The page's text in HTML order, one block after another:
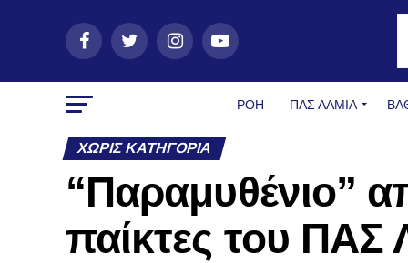
ΡΟΗ ΠΑΣ ΛΑΜΊΑ
ΧΩΡΊΣ ΚΑΤΗΓΟΡΊΑ
“Παραμυθένιο”
παίκτες του ΠΑΣ